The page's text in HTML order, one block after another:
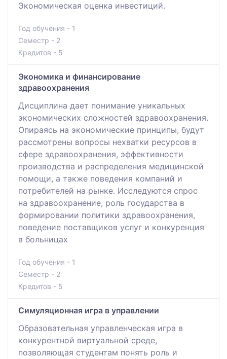
Экономическая оценка инвестиций.
Год обучения - 1
Семестр - 2
Кредитов - 5
Экономика и финансирование
здравоохранения
Дисциплина дает понимание уникальных
экономических сложностей здравоохранения.
Опираясь на экономические принципы, будут
рассмотрены вопросы нехватки ресурсов в
сфере здравоохранения, эффективности
производства и распределения медицинской
помощи, а также поведения компаний и
потребителей на рынке. Исследуются спрос
на здравоохранение, роль государства в
формировании политики здравоохранения,
поведение поставщиков услуг и конкуренция
в больницах
Год обучения - 1
Семестр - 2
Кредитов - 5
Cимуляционная игра в управлении
Образовательная управленческая игра в
конкурентной виртуальной среде,
позволяющая студентам понять роль и